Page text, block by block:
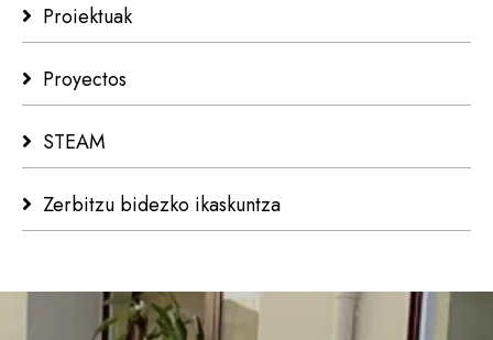
Proiektuak
Proyectos
STEAM
Zerbitzu bidezko ikaskuntza